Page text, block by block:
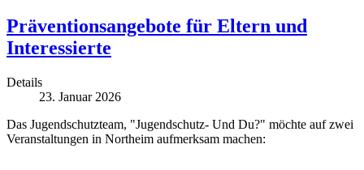
Präventionsangebote für Eltern und
Interessierte
Details
23. Januar 2026
Das Jugendschutzteam, "Jugendschutz- Und Du?" möchte auf zwei
Veranstaltungen in Northeim aufmerksam machen: